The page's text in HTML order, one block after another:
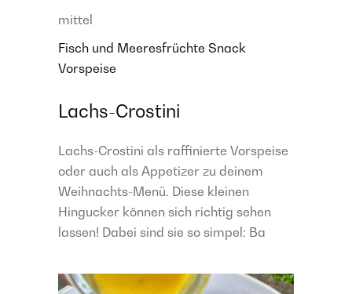
mittel
Fisch und Meeresfrüchte Snack
Vorspeise
Lachs-Crostini
Lachs-Crostini als raffinierte Vorspeise
oder auch als Appetizer zu deinem
Weihnachts-Menü. Diese kleinen
Hingucker können sich richtig sehen
lassen! Dabei sind sie so simpel: Ba